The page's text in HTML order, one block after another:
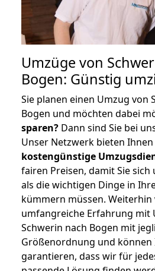
Umzüge von
Bogen: Günstig
Sie planen einen Umzug von
Bogen und möchten dabei
sparen? Dann sind Sie bei
Unser Netzwerk bieten Ihnen
kostengünstige
fairen Preisen, damit Sie
als die wichtigen Dinge in
kümmern müssen.
umfangreiche Erfahrung mit
Schwerin nach Bogen mit
Größenordnung und
garantieren, dass wir für